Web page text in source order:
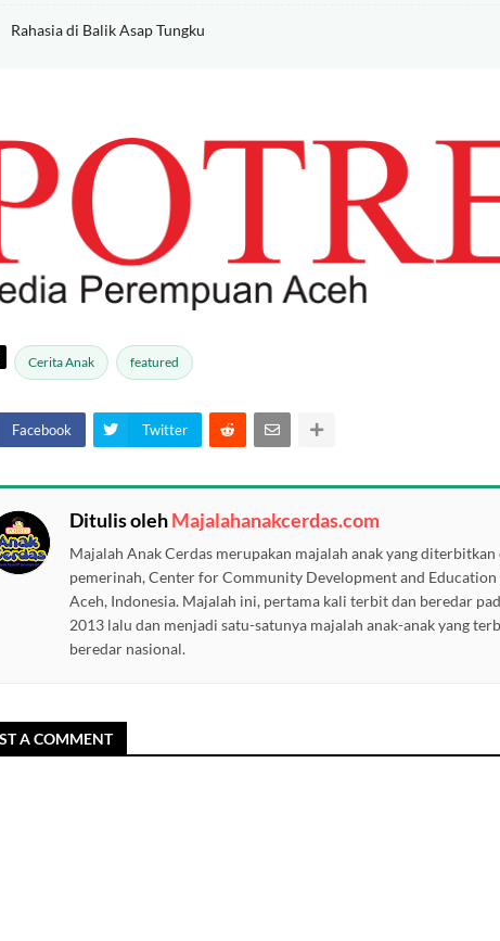
Rahasia di Balik Asap Tungku
Cerita Anak featured
Facebook Twitter
Ditulis olehMajalahanakcerdas.com
Majalah Anak Cerdas merupakan majalah anak yang
pemerinah, Center for Community Development and Education
Aceh, Indonesia. Majalah ini, pertama kali terbit dan beredar
2013 lalu dan menjadi satu-satunya majalah anak-anak yang
beredar nasional.
A COMMENT